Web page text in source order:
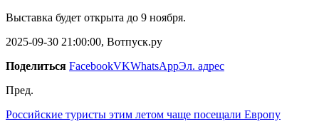
Выставка будет открыта до 9 ноября.
2025-09-30 21:00:00, Вотпуск.ру
Поделиться FacebookVKWhatsAppЭл. адрес
Пред.
Российские туристы этим летом чаще посещали Европу